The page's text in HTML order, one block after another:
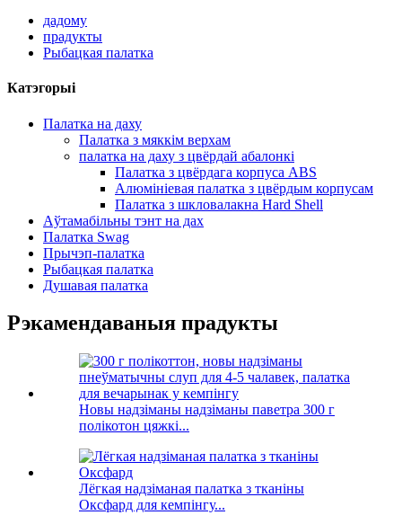
дадому
прадукты
Рыбацкая палатка
Катэгорыі
Палатка на даху
Палатка з мяккім верхам
палатка на даху з цвёрдай абалонкі
Палатка з цвёрдага корпуса ABS
Алюмініевая палатка з цвёрдым корпусам
Палатка з шкловалакна Hard Shell
Аўтамабільны тэнт на дах
Палатка Swag
Прычэп-палатка
Рыбацкая палатка
Душавая палатка
Рэкамендаваныя прадукты
Новы надзіманы надзіманы паветра 300 г
полікотон цяжкі...
Лёгкая надзіманая палатка з тканіны
Оксфард для кемпінгу...